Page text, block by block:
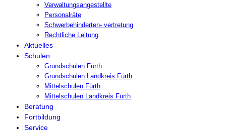
Verwaltungsangestellte
Personalräte
Schwerbehinderten- vertretung
Rechtliche Leitung
Aktuelles
Schulen
Grundschulen Fürth
Grundschulen Landkreis Fürth
Mittelschulen Fürth
Mittelschulen Landkreis Fürth
Beratung
Fortbildung
Service